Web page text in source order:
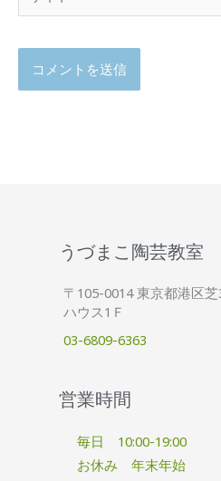
ト
うづまこ陶芸教室
〒105-0014 東京都港区
ハウス1Ｆ
03-6809-6363
営業時間
毎日 10:00-19:00
お休み 年末年始